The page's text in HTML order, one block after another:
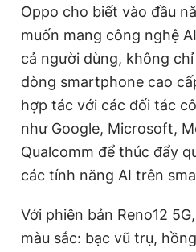
bản. Phát triển bởi ePi
Oppo cho biết vào đầu
muốn mang công nghệ
cả người dùng, không
dòng smartphone cao
hợp tác với các đối tác
như Google, Microsoft,
Qualcomm để thúc đẩy
các tính năng AI trên
Với phiên bản Reno12
màu sắc: bạc vũ trụ,